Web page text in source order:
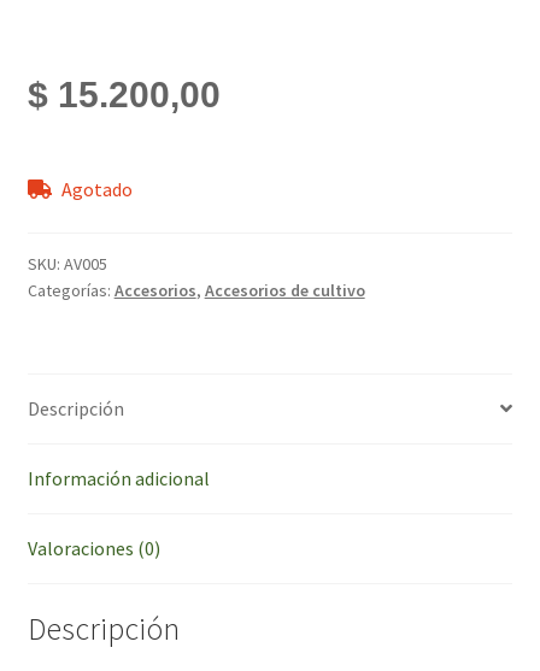
$15.200,00
Agotado
SKU: AV005
Categorías: Accesorios, Accesorios de cultivo
Descripción
Información adicional
Valoraciones (0)
Descripción